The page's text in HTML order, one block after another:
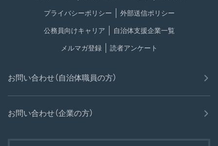
プライバシーポリシー 外部送信ポリシー
公務員向けキャリア 自治体支援企業一覧
メルマガ登録 読者アンケート
お問い合わせ（自治体職員の方）
お問い合わせ（企業の方）